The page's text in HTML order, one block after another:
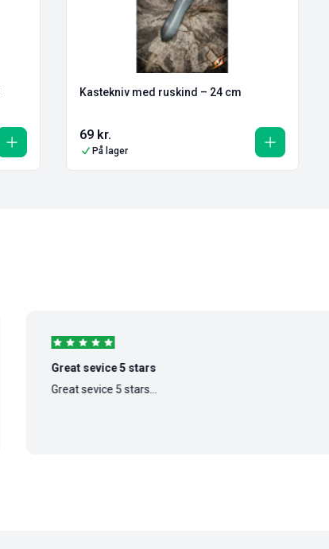
Kastekniv med ruskind – 24 cm
69 kr.
På lager
Great sevice 5 stars
Great sevice 5 stars...